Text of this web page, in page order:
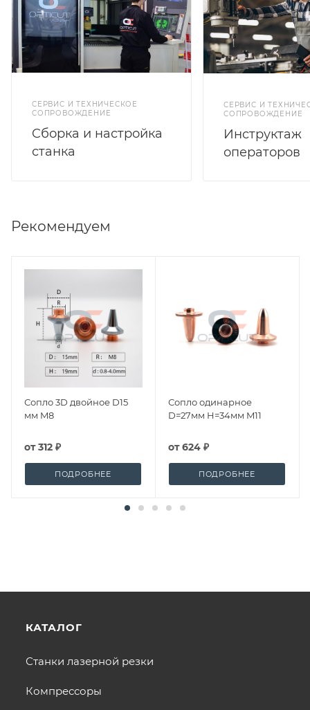
СЕРВИС И ТЕХНИЧЕСКОЕ
СОПРОВОЖДЕНИЕ
Cборка и настройка
станка
СЕРВИС И
СОПРОВОЖДЕНИЕ
Инструктаж
операторов
Рекомендуем
Сопло 3D двойное D15
мм M8
от312 ₽
ПОДРОБНЕЕ
Сопло одинарное
D=27мм H=34мм M11
от624 ₽
ПОДРОБНЕЕ
КАТАЛОГ
Станки лазерной резки
Компрессоры